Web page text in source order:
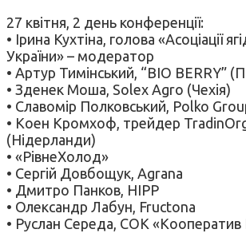
27 квітня, 2 день конференції:
• Ірина Кухтіна, голова «Асоціації
України» – модератор
• Артур Тимінський, “BIO BERRY”
• Зденек Моша, Solex Agro (Чехія)
• Славомір Полковський, Polko
• Коен Кромхоф, трейдер
(Нідерланди)
• «РівнеХолод»
• Сергій Довбощук, Agrana
• Дмитро Панков, HIPP
• Олександр Лабун, Fructona
• Руслан Середа, CОК «Кооператив